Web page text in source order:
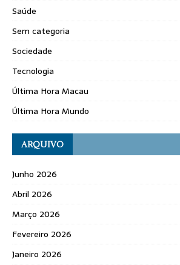
Saúde
Sem categoria
Sociedade
Tecnologia
Última Hora Macau
Última Hora Mundo
ARQUIVO
Junho 2026
Abril 2026
Março 2026
Fevereiro 2026
Janeiro 2026